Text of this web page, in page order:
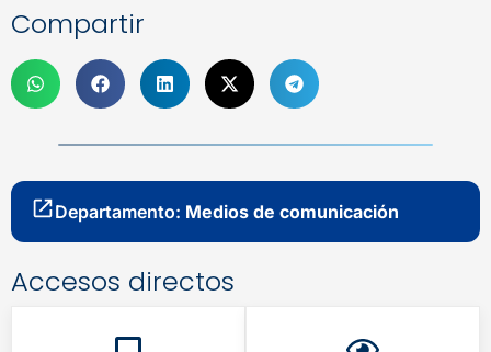
Compartir
Departamento: Medios de comunicación
Accesos directos